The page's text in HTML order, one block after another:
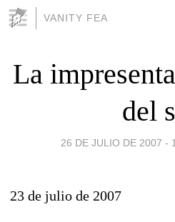
VANITY FEA
La
del
26 DE JULIO DE 2007 -
23 de julio de 2007